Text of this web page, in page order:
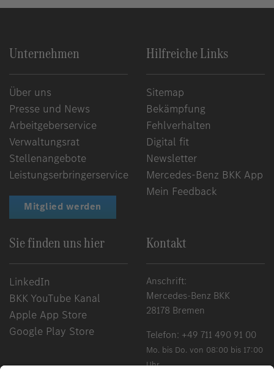
Unternehmen
Über uns
Presse und News
Arbeitgeberservice
Verwaltungsrat
Stellenangebote
Leistungserbringerservice
Mitglied werden
Hilfreiche Links
Sitemap
Bekämpfung
Fehlverhalten
Digital fit
Newsletter
Mercedes-Benz BKK App
Mein Feedback
Sie finden uns hier
LinkedIn
BKK YouTube Kanal
Apple App Store
Google Play Store
Kontakt
Anschrift:
Mercedes-Benz BKK
28178 Bremen
Telefon: +49 711 490 91 00
Mo. bis Do. von 08:00 bis 17:00
Uhr